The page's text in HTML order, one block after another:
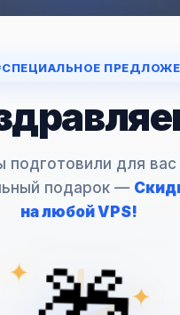
С
—
СПЕЦИАЛЬНОЕ
подготовили для вас
подарок —
на любой VPS!
✦ ✦